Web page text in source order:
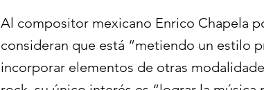
Al compositor mexicano Enrico Chapela
consideran que está “metiendo un estilo
incorporar elementos de otras